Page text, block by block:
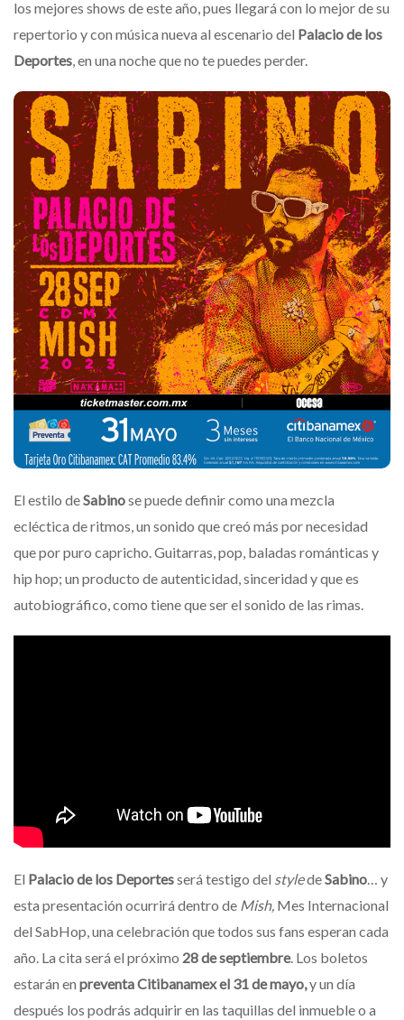
los mejores shows de este año, pues llegará con lo mejor de su
repertorio y con música nueva al escenario del Palacio de los
Deportes, en una noche que no te puedes perder.
El estilo deSabinose puede definir como una mezcla
ecléctica de ritmos, un sonido que creó más por necesidad
que por puro capricho. Guitarras, pop, baladas románticas y
hip hop; un producto de autenticidad, sinceridad y que es
autobiográfico, como tiene que ser el sonido de las rimas.
El Palacio de los Deportesserá testigo del styledeSabino… y
esta presentación ocurrirá dentro de Mish, Mes Internacional
del SabHop, una celebración que todos sus fans esperan cada
año. La cita será el próximo 28 de septiembre. Los boletos
estarán en preventa Citibanamex el 31 de mayo,y un día
después los podrás adquirir en las taquillas del inmueble o a